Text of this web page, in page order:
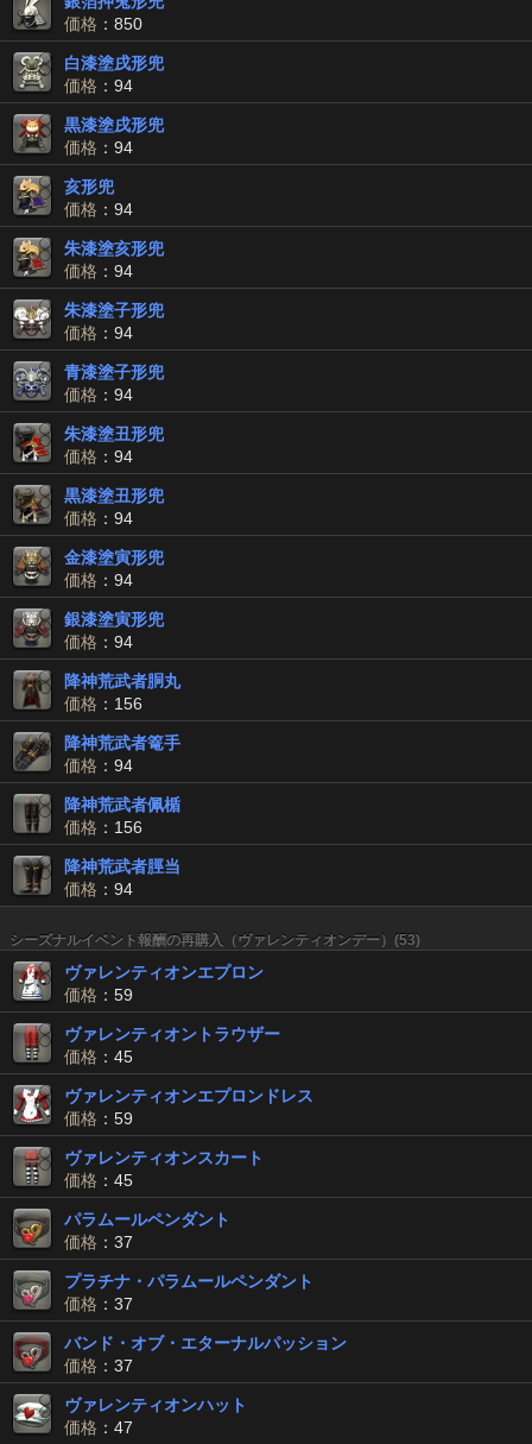
価格 ：850
白漆塗戌形兜
価格 ：94
黒漆塗戌形兜
価格 ：94
亥形兜
価格 ：94
朱漆塗亥形兜
価格 ：94
朱漆塗子形兜
価格 ：94
青漆塗子形兜
価格 ：94
朱漆塗丑形兜
価格 ：94
黒漆塗丑形兜
価格 ：94
金漆塗寅形兜
価格 ：94
銀漆塗寅形兜
価格 ：94
降神荒武者胴丸
価格 ：156
降神荒武者篭手
価格 ：94
降神荒武者佩楯
価格 ：156
降神荒武者脛当
価格 ：94
シーズナルイベント報酬の再購入（ヴァレンティオンデー）(53)
ヴァレンティオンエプロン
価格 ：59
ヴァレンティオントラウザー
価格 ：45
ヴァレンティオンエプロンドレス
価格 ：59
ヴァレンティオンスカート
価格 ：45
パラムールペンダント
価格 ：37
プラチナ・パラムールペンダント
価格 ：37
バンド・オブ・エターナルパッション
価格 ：37
ヴァレンティオンハット
価格 ：47